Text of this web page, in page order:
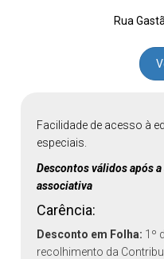
Rua
Facilidade de acesso à
especiais.
Descontos válidos após
associativa
Carência:
Desconto em Folha: 1º
recolhimento da